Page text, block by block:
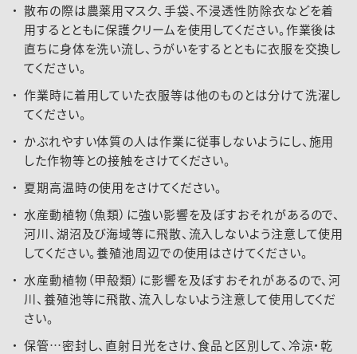
散布の際は農薬用マスク、手袋、不浸透性防除衣などを着
用するとともに保護クリームを使用してください。作業後は
直ちに身体を洗い流し、うがいをするとともに衣服を交換し
てください。
作業時に着用していた衣服等は他のものとは分けて洗濯し
てください。
かぶれやすい体質の人は作業に従事しないようにし、施用
した作物等との接触をさけてください。
夏期高温時の使用をさけてください。
水産動植物（魚類）に強い影響を及ぼすおそれがあるので、
河川、湖沼及び海域等に飛散、流入しないよう注意して使用
してください。養殖池周辺での使用はさけてください。
水産動植物（甲殻類）に影響を及ぼすおそれがあるので、河
川、養殖池等に飛散、流入しないよう注意して使用してくだ
さい。
保管…密封し、直射日光をさけ、食品と区別して、冷涼・乾